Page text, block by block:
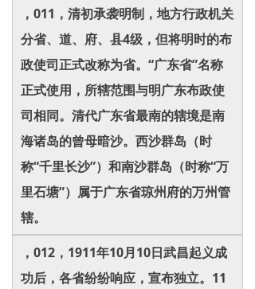
，011，清初承袭明制，地方行政机关
分省、道、府、县4级，但将明时的布
政使司正式改称为省。“广东省”名称
正式使用，所辖范围与明广东布政使
司相同。清代广东省最南的辖境是南
海诸岛的曾母暗沙。西沙群岛（时
称“千里长沙”）和南沙群岛（时称“万
里石塘”）属于广东省琼州府的万州管
辖。
，012，1911年10月10日武昌起义成
功后，各省纷纷响应，宣布独立。11